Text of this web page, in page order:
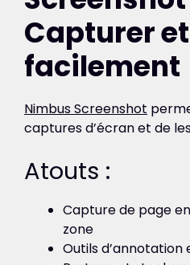
Capturer
facilement
Nimbus Screenshot
captures d’écran et de
Atouts :
Capture de page
zone
Outils